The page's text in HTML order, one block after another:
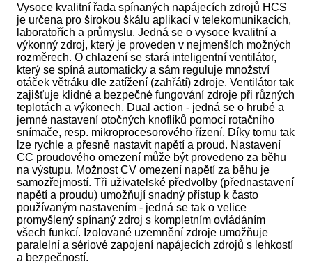
Vysoce kvalitní řada spínaných napájecích zdrojů HCS
je určena pro širokou škálu aplikací v telekomunikacích,
laboratořích a průmyslu. Jedná se o vysoce kvalitní a
výkonný zdroj, který je proveden v nejmenších možných
rozměrech. O chlazení se stará inteligentní ventilátor,
který se spíná automaticky a sám reguluje množství
otáček větráku dle zatížení (zahřátí) zdroje. Ventilátor tak
zajišťuje klidné a bezpečné fungování zdroje při různých
teplotách a výkonech. Dual action - jedná se o hrubé a
jemné nastavení otočných knoflíků pomocí rotačního
snímače, resp. mikroprocesorového řízení. Díky tomu tak
lze rychle a přesně nastavit napětí a proud. Nastavení
CC proudového omezení může být provedeno za běhu
na výstupu. Možnost CV omezení napětí za běhu je
samozřejmostí. Tři uživatelské předvolby (přednastavení
napětí a proudu) umožňují snadný přístup k často
používaným nastavením - jedná se tak o velice
promyšlený spínaný zdroj s kompletním ovládáním
všech funkcí. Izolované uzemnění zdroje umožňuje
paralelní a sériové zapojení napájecích zdrojů s lehkostí
a bezpečností.